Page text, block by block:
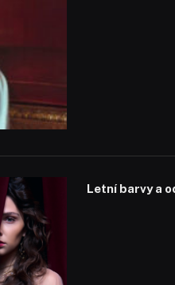
Letní barvy a